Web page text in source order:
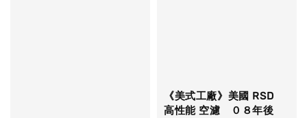
《美式工廠》美國 RSD
高性能 空濾 ０８年後